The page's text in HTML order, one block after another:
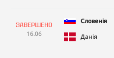
Завершено
16.06
Словенія
Данiя